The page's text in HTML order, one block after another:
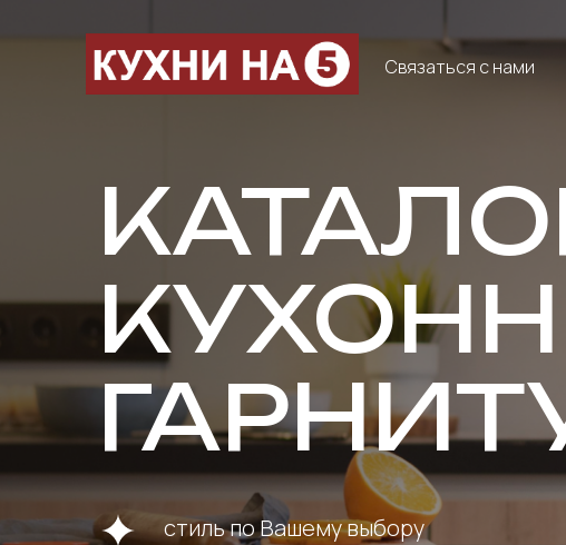
Связаться с нами
стиль по Вашему выбору